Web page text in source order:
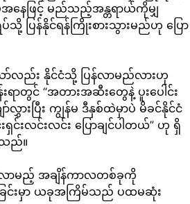
ေဖြင့် မည်သည့်အန္တရာယ်ကိုမျှ
သို့ ပြန်နိုင်ရန်ကြိုးစားသွားမည်ဟု ပြော
လည်း နိုင်ငံသို့ ပြန်လာမည်လားဟု
ာတွင် “အတားအဆီးတွေနဲ့ ပူးပေါင်း
ားပြီး ကျွန်မ ဒီနှစ်ထဲမှာပဲ မိခင်နိုင်ငံ
င်းလင်းလင်း ပြောချင်ပါတယ်” ဟု ရှိ
သည်။
န်လာမည့် အချိန်ကာလတစ်ခုကို
ြင်းမှာ ယခုအကြိမ်သည် ပထမဆုံး